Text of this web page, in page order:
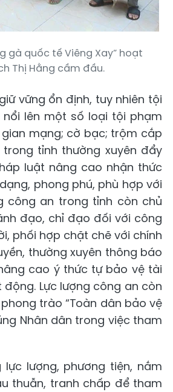
gà quốc tế Viêng Xay” hoạt
Thị Hằng cầm đầu.
vững ổn định, tuy nhiên tội
lên một số loại tội phạm
mạng; cờ bạc; trộm cắp
tỉnh thường xuyên đẩy
luật nâng cao nhận thức
phong phú, phù hợp với
công an trong tỉnh còn chủ
đạo, chỉ đạo đối với công
phối hợp chặt chẽ với chính
thường xuyên thông báo
cao ý thức tự bảo vệ tài
Lực lượng công an còn
trào “Toàn dân bảo vệ
Nhân dân trong việc tham
lượng, phương tiện, nắm
thuẫn, tranh chấp để tham